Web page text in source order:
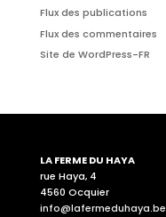
Flux des publications
Flux des commentaires
Site de WordPress-FR
LA FERME DU HAYA
rue Haya, 4
4560 Ocquier
info@lafermeduhaya.be